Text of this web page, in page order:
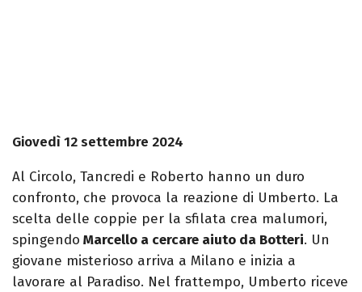
Giovedì 12 settembre 2024
Al Circolo, Tancredi e Roberto hanno un duro
confronto, che provoca la reazione di Umberto. La
scelta delle coppie per la sfilata crea malumori,
spingendo Marcello a cercare aiuto da Botteri. Un
giovane misterioso arriva a Milano e inizia a
lavorare al Paradiso. Nel frattempo, Umberto riceve